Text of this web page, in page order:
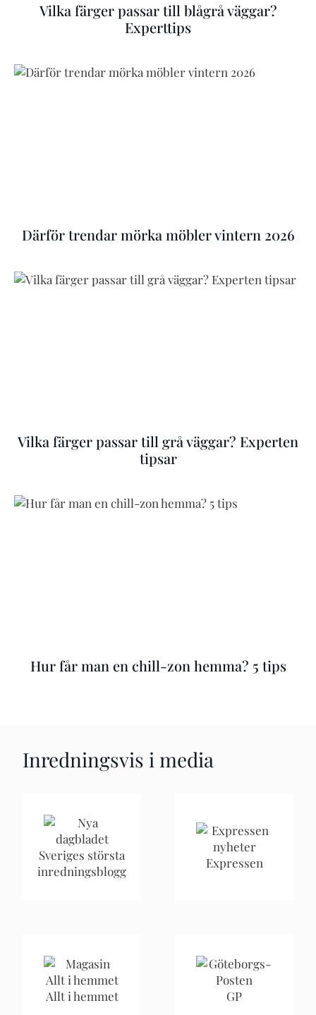
Vilka färger passar till blågrå väggar?
Experttips
Därför trendar mörka möbler vintern 2026
Vilka färger passar till grå väggar? Experten
tipsar
Hur får man en chill-zon hemma? 5 tips
Inredningsvis i media
Sveriges största
inredningsblogg
Expressen
Allt i hemmet GP